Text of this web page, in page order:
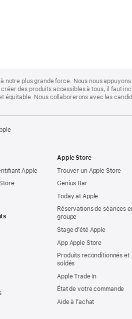
notre plus grande force. Nous nous
des produits accessibles à tous, il faut
équitable. Nous collaborerons avec les
Apple
Apple Store
Trouver un Apple Store
Genius Bar
Today at Apple
Réservations de séances
groupe
Stage d’été Apple
App Apple Store
Produits reconditionnés et
soldés
Apple Trade In
État de votre commande
Aide à l’achat